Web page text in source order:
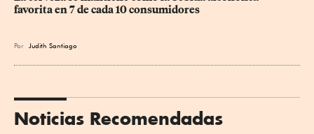
favorita en 7 de cada 10 consumidores
Por Judith Santiago
Noticias Recomendadas